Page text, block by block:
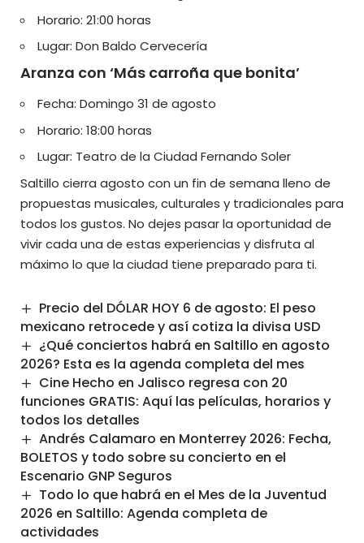
Horario: 21:00 horas
Lugar: Don Baldo Cervecería
Aranza con ‘Más carroña que bonita’
Fecha: Domingo 31 de agosto
Horario: 18:00 horas
Lugar: Teatro de la Ciudad Fernando Soler
Saltillo cierra agosto con un fin de semana lleno de
propuestas musicales, culturales y tradicionales para
todos los gustos. No dejes pasar la oportunidad de
vivircada una de estas experiencias y disfruta al
máximo lo que la ciudad tiene preparado para ti.
Precio del DÓLAR HOY 6 de agosto: El peso
mexicano retrocede y así cotiza la divisa USD
¿Qué conciertos habrá en Saltillo en agosto
2026? Esta es la agenda completa del mes
Cine Hecho en Jalisco regresa con 20
funciones GRATIS: Aquí las películas, horarios y
todos los detalles
Andrés Calamaro en Monterrey 2026: Fecha,
BOLETOS y todo sobre su concierto en el
Escenario GNP Seguros
Todo lo que habrá en el Mes de la Juventud
2026 en Saltillo: Agenda completa de
actividades